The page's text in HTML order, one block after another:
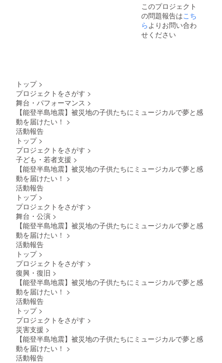
このプロジェクト
の問題報告はこち
ら よりお問い合わ
せください
トップ >
プロジェクトをさがす >
舞台・パフォーマンス >
【能登半島地震】被災地の子供たちにミュージカルで夢と感
動を届けたい！ >
活動報告
トップ >
プロジェクトをさがす >
子ども・若者支援 >
【能登半島地震】被災地の子供たちにミュージカルで夢と感
動を届けたい！ >
活動報告
トップ >
プロジェクトをさがす >
舞台・公演 >
【能登半島地震】被災地の子供たちにミュージカルで夢と感
動を届けたい！ >
活動報告
トップ >
プロジェクトをさがす >
復興・復旧 >
【能登半島地震】被災地の子供たちにミュージカルで夢と感
動を届けたい！ >
活動報告
トップ >
プロジェクトをさがす >
災害支援 >
【能登半島地震】被災地の子供たちにミュージカルで夢と感
動を届けたい！ >
活動報告